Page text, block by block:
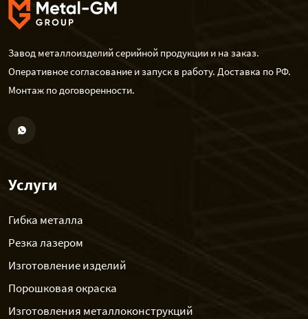
Завод металлоизделий серийной продукции и на заказ.
Оперативное согласование и запуск в работу. Доставка по РФ.
Монтаж по договоренности.
Услуги
Гибка металла
Резка лазером
Изготовление изделий
Порошковая окраска
Изготовления металлоконструкций